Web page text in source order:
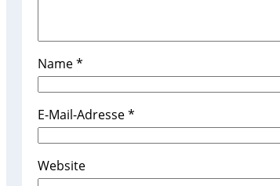
Name*
E-Mail-Adresse*
Website